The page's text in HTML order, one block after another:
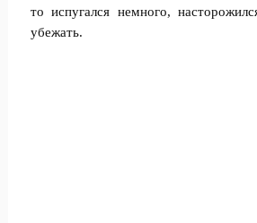
то испугался немного,
убежать.